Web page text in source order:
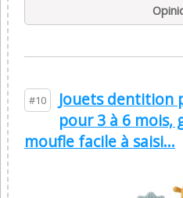
#10
Jouets dentition
pour 3 à 6 mois,
moufle facile à saisi...